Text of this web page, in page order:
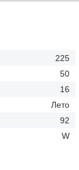
225
50
16
Лето
92
W